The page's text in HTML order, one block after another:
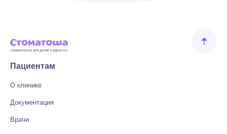
Пациентам
О клинике
Документация
Врачи